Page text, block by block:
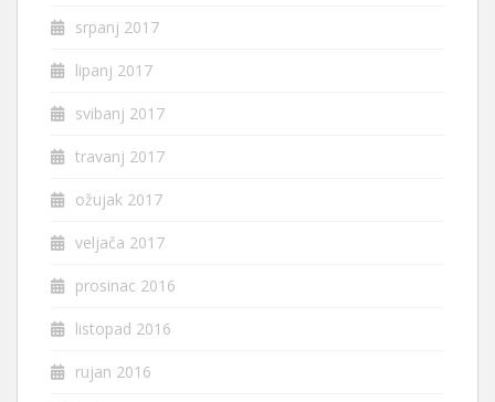
srpanj 2017
lipanj 2017
svibanj 2017
travanj 2017
ožujak 2017
veljača 2017
prosinac 2016
listopad 2016
rujan 2016